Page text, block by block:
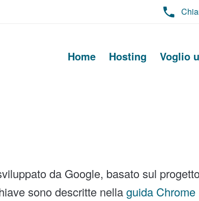
Home Hosting Voglio
da Google, basato sul
sono descritte nellaguida Chrome